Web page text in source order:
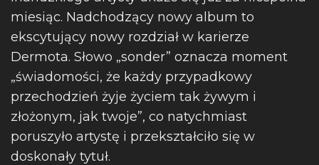
miesiąc. Nadchodzący nowy album to
ekscytujący nowy rozdział w karierze
Dermota. Słowo „sonder” oznacza moment
„świadomości, że każdy przypadkowy
przechodzień żyje życiem tak żywym i
złożonym, jak twoje”, co natychmiast
poruszyło artystę i przekształciło się w
doskonały tytuł.